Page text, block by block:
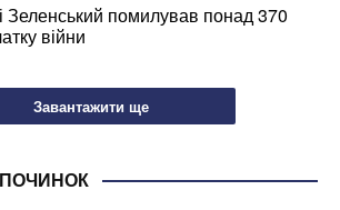
Зеленський помилував понад 370
війни
Завантажити ще